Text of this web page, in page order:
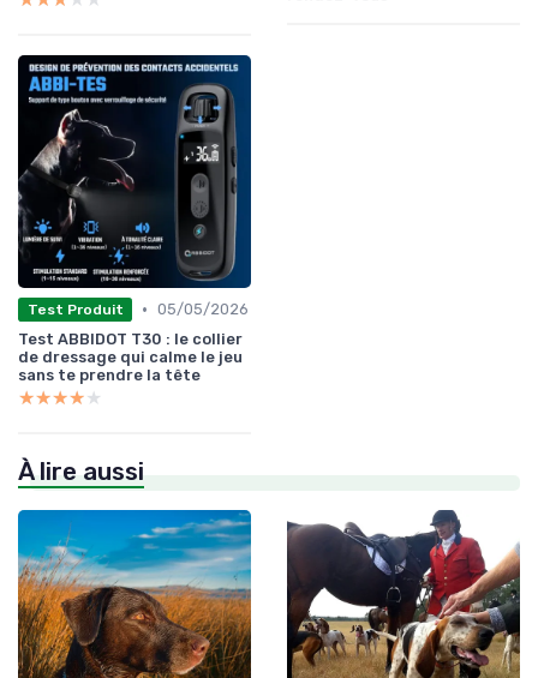
Test Produit • 05/05/2026
Test ABBIDOT T30 : le collier
de dressage qui calme le jeu
sans te prendre la tête
★★★★★
★★★★★
À lire aussi